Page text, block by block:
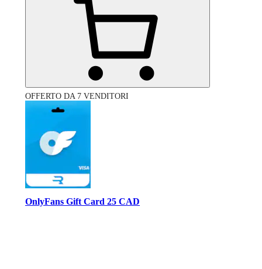
OFFERTO DA 7 VENDITORI
OnlyFans Gift Card 25 CAD